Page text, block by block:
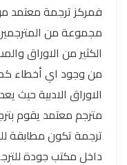
فمركز ترجمة معتمد
مجموعة من المترجمين
الكثير من الاوراق
من وجود اي أخطاء كما
الاوراق الادبية حيث
مترجم معتمد يقوم
ترجمة تكون مطابقة
داخل مكتب جودة